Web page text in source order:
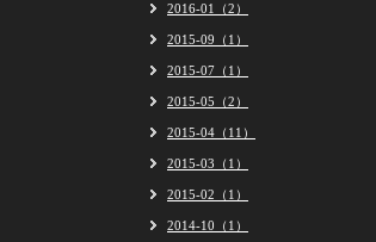
2016-01（2）
2015-09（1）
2015-07（1）
2015-05（2）
2015-04（11）
2015-03（1）
2015-02（1）
2014-10（1）